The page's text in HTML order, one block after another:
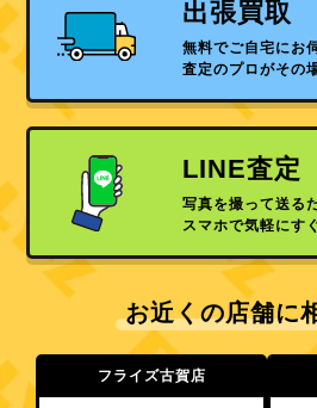
出張買取
無料でご自宅にお
査定のプロがその
LINE査定
写真を撮って送る
スマホで気軽にす
お近くの店舗に
フライズ古賀店